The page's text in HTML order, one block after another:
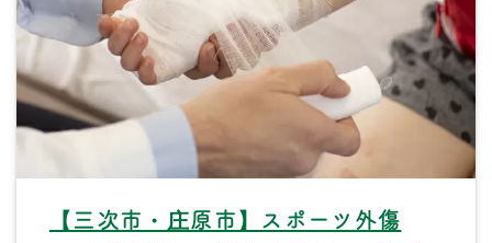
【三次市・庄原市】スポーツ外傷